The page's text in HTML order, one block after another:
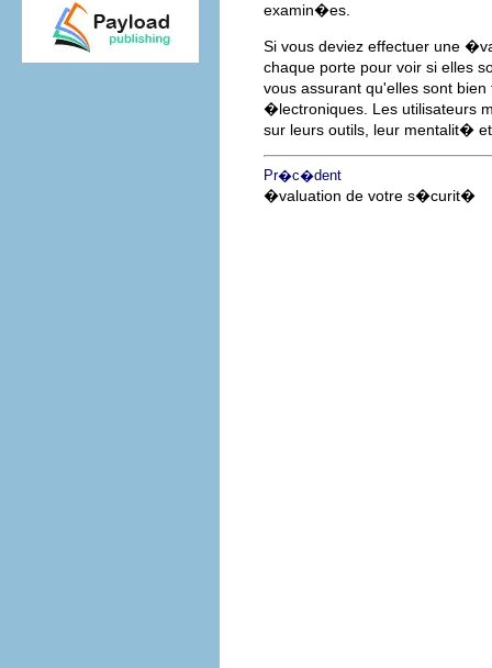
examin�es.
Si vous deviez effectuer une
chaque porte pour voir si elles
vous assurant qu'elles sont
�lectroniques. Les utilisateurs
sur leurs outils, leur mentalit�
Pr�c�dent
�valuation de votre s�curit�